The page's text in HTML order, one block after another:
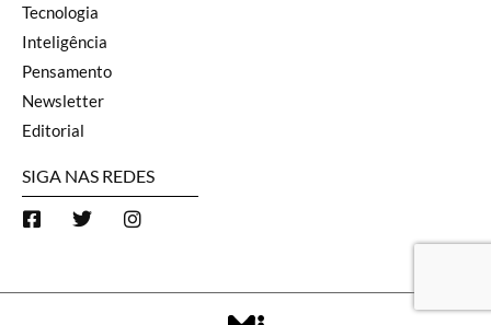
Tecnologia
Inteligência
Pensamento
Newsletter
Editorial
SIGA NAS REDES